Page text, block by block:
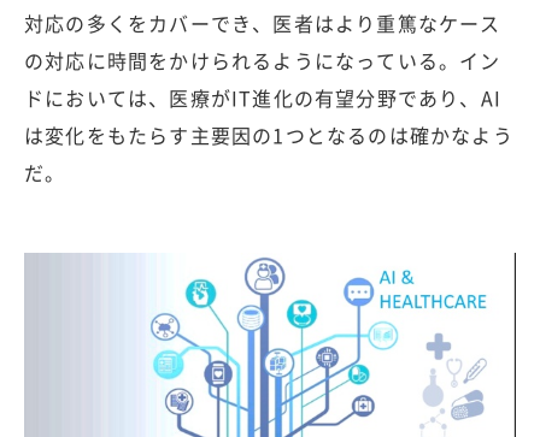
対応の多くをカバーでき、医者はより重篤なケース
の対応に時間をかけられるようになっている。イン
ドにおいては、医療がIT進化の有望分野であり、AI
は変化をもたらす主要因の1つとなるのは確かなよう
だ。